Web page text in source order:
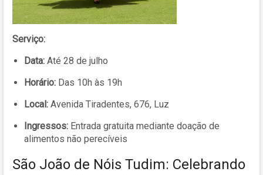
Serviço:
Data: Até 28 de julho
Horário: Das 10h às 19h
Local: Avenida Tiradentes, 676, Luz
Ingressos: Entrada gratuita mediante doação de
alimentos não perecíveis
São João de Nóis Tudim: Celebrando